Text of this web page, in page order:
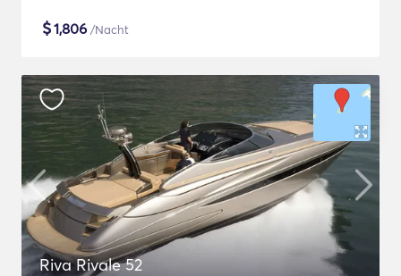
$1,806 /Nacht
Riva Rivale 52